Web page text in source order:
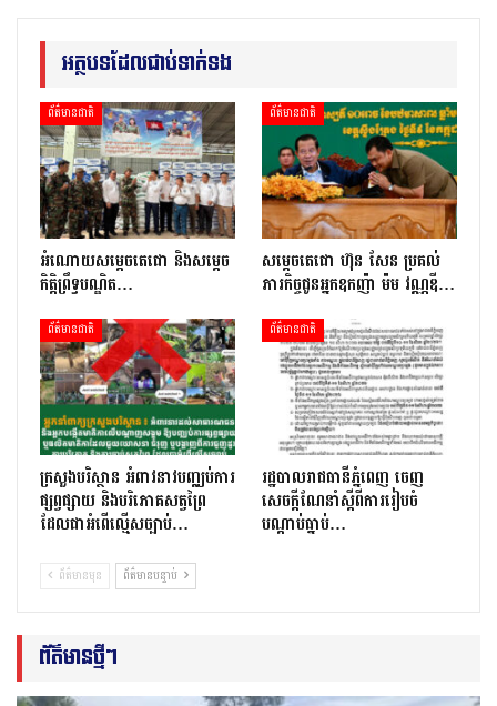
អត្ថបទដែលជាប់ទាក់ទង
ព័ត៌មានជាតិ
អំណោយសម្តេចតេជោ និងសម្តេច
កិត្តិព្រឹទ្ធបណ្ឌិត…
ព័ត៌មានជាតិ
សម្តេចតេជោ ហ៊ុន សែន ប្រគល់
ភារកិច្ចជូនអ្នកឧកញ៉ា ម៉ម វណ្ណឌី…
ព័ត៌មានជាតិ
ក្រសួងបរិស្ថាន អំពាវនាវបញ្ឈប់ការ
ផ្សព្វផ្សាយ និងបរិភោគសត្វព្រៃ
ដែលជាអំពើល្មើសច្បាប់…
ព័ត៌មានជាតិ
រដ្ឋបាលរាជធានីភ្នំពេញ ចេញ
សេចក្ដីណែនាំស្ដីពីការរៀបចំ
បណ្ដាប់ធ្នាប់…
ព័ត៌មានមុន ព័ត៌មានបន្ទាប់
ព័ត៌មានថ្មីៗ